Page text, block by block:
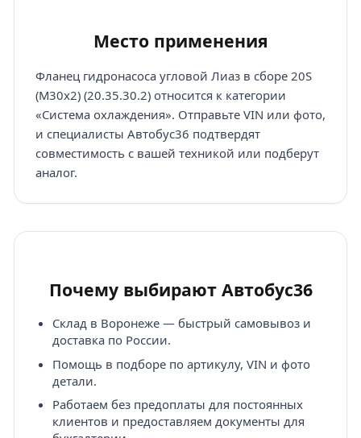
Место применения
Фланец гидронасоса угловой Лиаз в сборе 20S
(M30x2) (20.35.30.2) относится к категории
«Система охлаждения». Отправьте VIN или фото,
и специалисты Автобус36 подтвердят
совместимость с вашей техникой или подберут
аналог.
Почему выбирают Автобус36
Склад в Воронеже — быстрый самовывоз и
доставка по России.
Помощь в подборе по артикулу, VIN и фото
детали.
Работаем без предоплаты для постоянных
клиентов и предоставляем документы для